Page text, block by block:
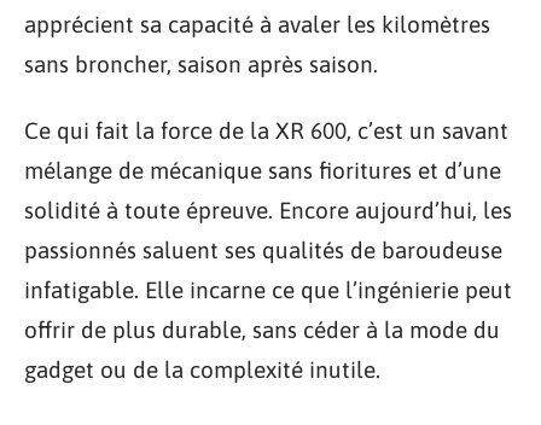
apprécient sa capacité à avaler les kilomètres
sans broncher, saison après saison.
Ce qui fait la force de la XR 600, c’est un savant
mélange de mécanique sans fioritures et d’une
solidité à toute épreuve. Encore aujourd’hui, les
passionnés saluent ses qualités de baroudeuse
infatigable. Elle incarne ce que l’ingénierie peut
offrir de plus durable, sans céder à la mode du
gadget ou de la complexité inutile.